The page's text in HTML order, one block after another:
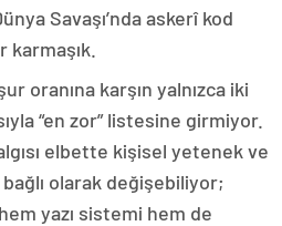
Savaşı’nda askerî kod
karmaşık.
oranına karşın yalnızca iki
“en zor” listesine girmiyor.
elbette kişisel yetenek ve
olarak değişebiliyor;
yazı sistemi hem de